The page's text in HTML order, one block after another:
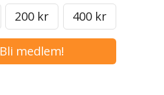
200 kr 400 kr
Bli medlem!